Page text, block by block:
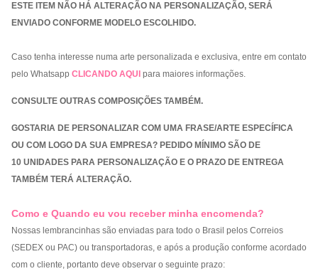
ESTE ITEM NÃO HÁ ALTERAÇÃO NA PERSONALIZAÇÃO, SERÁ
ENVIADO CONFORME MODELO ESCOLHIDO.
Caso tenha interesse numa arte personalizada e exclusiva, entre em contato
pelo Whatsapp CLICANDO AQUI para maiores informações.
CONSULTE OUTRAS COMPOSIÇÕES TAMBÉM.
GOSTARIA DE PERSONALIZAR COM UMA FRASE/ARTE ESPECÍFICA
OU COM LOGO DA SUA EMPRESA? PEDIDO MÍNIMO SÃO DE
10 UNIDADES PARA PERSONALIZAÇÃO E O PRAZO DE ENTREGA
TAMBÉM TERÁ ALTERAÇÃO.
Como e Quando eu vou receber minha encomenda?
Nossas lembrancinhas são enviadas para todo o Brasil pelos Correios
(SEDEX ou PAC) ou transportadoras, e após a produção conforme acordado
com o cliente, portanto deve observar o seguinte prazo: